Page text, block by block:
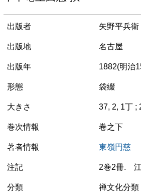
出版者 矢野平兵衛
出版地 名古屋
出版年 1882(明治
形態 袋綴
大きさ 37, 2, 1丁 ;
巻次情報 卷之下
著者情報 東嶺円慈
注記 2巻2冊. 江
分類 禅文化分